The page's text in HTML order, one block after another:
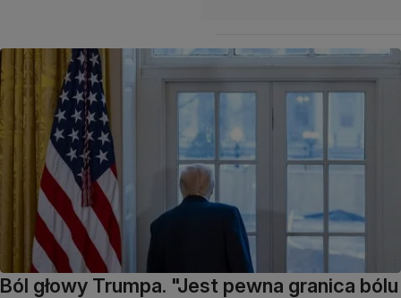
Ból głowy Trumpa. "Jest pewna granica bólu